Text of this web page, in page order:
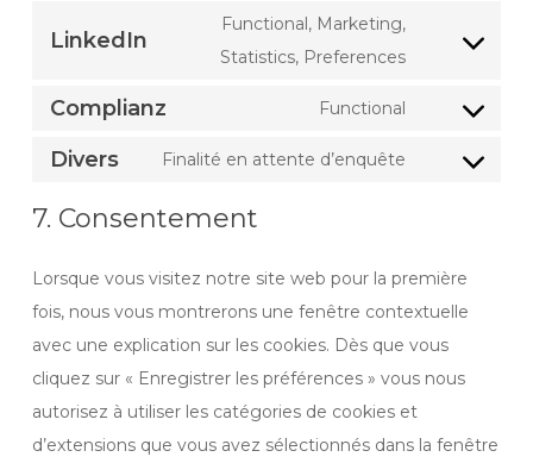
google-
service
LinkedIn
Functional, Marketing,
Statistics, Preferences
Consent
service
linkedin
Complianz Functional
Consent
Divers Finalité en attente d’enquête
Consent
divers
7. Consentement
Lorsque vous visitez notre site web pour la première
fois, nous vous montrerons une fenêtre contextuelle
avec une explication sur les cookies. Dès que vous
cliquez sur « Enregistrer les préférences » vous nous
autorisez à utiliser les catégories de cookies et
d’extensions que vous avez sélectionnés dans la fenêtre